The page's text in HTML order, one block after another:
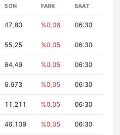
SON FARK SAAT
47,80 %0,06 06:30
55,25 %0,05 06:30
64,49 %0,05 06:30
6.673 %0,05 06:30
11.211 %0,05 06:30
46.109 %0,05 06:30